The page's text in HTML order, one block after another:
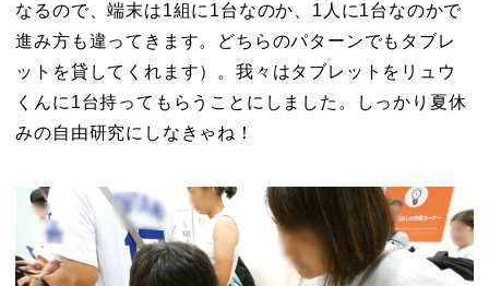
なるので、端末は1組に1台なのか、1人に1台なのかで
進み方も違ってきます。どちらのパターンでもタブレ
ットを貸してくれます）。我々はタブレットをリュウ
くんに1台持ってもらうことにしました。しっかり夏休
みの自由研究にしなきゃね！